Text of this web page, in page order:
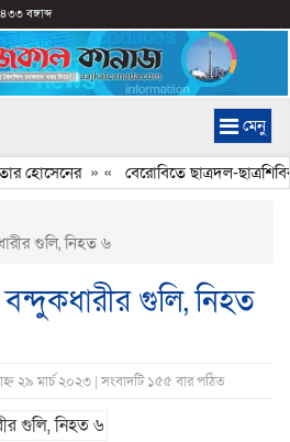
বঙ্গাব্দ
মেনু
হোসেনের» «বেরোবিতে ছাত্রদল-
গুলি, নিহত ৬
বন্দুকধারীর গুলি, নিহত
২৯ মার্চ ২০২৩ | সংবাদটি ১৫৫ বার পঠিত